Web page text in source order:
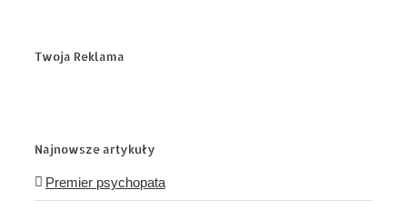
Twoja Reklama
Najnowsze artykuły
Premier psychopata